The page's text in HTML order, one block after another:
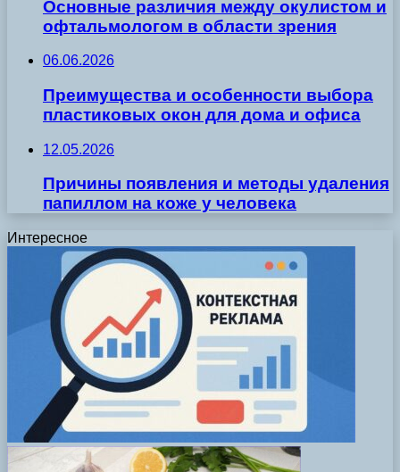
Основные различия между окулистом и
офтальмологом в области зрения
06.06.2026
Преимущества и особенности выбора
пластиковых окон для дома и офиса
12.05.2026
Причины появления и методы удаления
папиллом на коже у человека
Интересное